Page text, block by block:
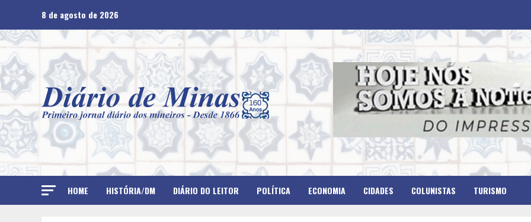
content
8 de agosto de 2026
HOME HISTÓRIA/DM DIÁRIO DO LEITOR POLÍTICA ECONOMIA CIDADES COLUNISTAS TURISMO